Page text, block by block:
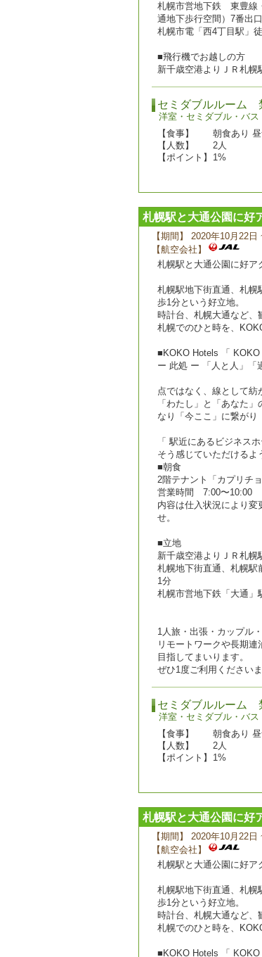
札幌市営地下鉄 東豊線
通地下歩行空間）7番出
札幌市電「西4丁目駅」
■飛行機でお越しの方
新千歳空港よりＪＲ札幌
セミダブルルーム
洋室・セミダブル・バス
【食事】
朝食あり
【人数】
2人
【ポイント】
1%
札幌駅と大通公園に好
【期間】 2020年10月22
【航空会社】
札幌駅と大通公園に好ア
札幌駅地下街直通、札幌
歩1分という好立地。
時計台、札幌大通など、
札幌でのひと時を、
■KOKO Hotels 「 KOKO
ー 此処 ー 「人と人」「
点ではなく、線として紡
「わたし」と「あなた
なり「今ここ」に繋がり
「 駅近にあるビジネス
そう感じていただけるよ
■朝食
2階テナント「カプリチョ
営業時間 7:00〜10:00
内容は仕入状況により変
せ。
■立地
新千歳空港よりＪＲ札幌
札幌地下街直通、札幌
1分
札幌市営地下鉄「大通」
1人旅・出張・カップル
リモートワークや長期
目指してまいります。
ぜひ1度ご利用くださいま
セミダブルルーム
洋室・セミダブル・バス
【食事】
朝食あり
【人数】
2人
【ポイント】
1%
札幌駅と大通公園に好
【期間】 2020年10月22
【航空会社】
札幌駅と大通公園に好ア
札幌駅地下街直通、札幌
歩1分という好立地。
時計台、札幌大通など、
札幌でのひと時を、
■KOKO Hotels 「 KOKO